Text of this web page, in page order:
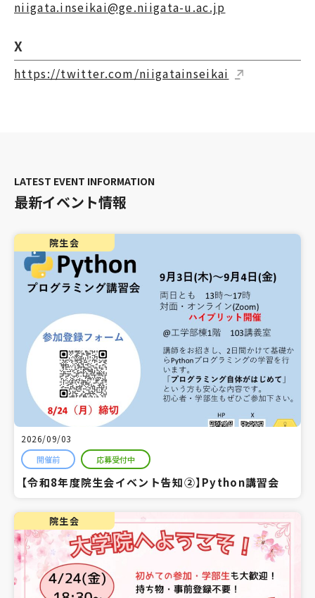
niigata.inseikai@ge.niigata-u.ac.jp
X
https://twitter.com/niigatainseikai
最新イベント情報
院生会
2026/09/03
開催前 応募受付中
【令和8年度院生会イベント告知②】Python講習会
院生会